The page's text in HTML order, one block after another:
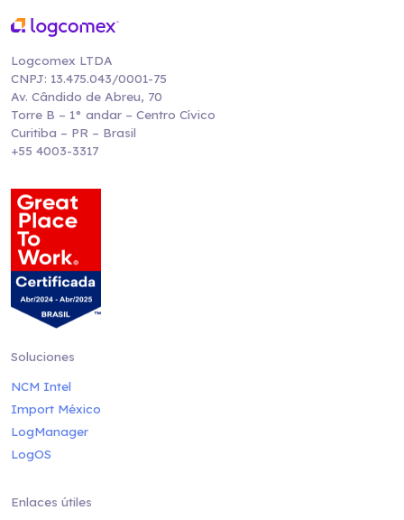
Logcomex LTDA
CNPJ: 13.475.043/0001-75
Av. Cândido de Abreu, 70
Torre B – 1° andar – Centro Cívico
Curitiba – PR – Brasil
+55 4003-3317
Soluciones
NCM Intel
Import México
LogManager
LogOS
Enlaces útiles